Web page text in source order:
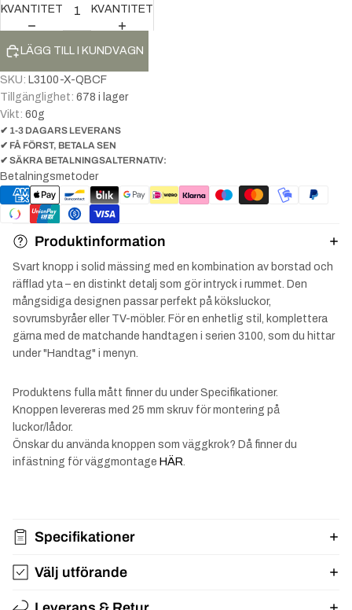
KVANTITET
KVANTITET
LÄGG TILL I KUNDVAGN
SKU: L3100-X-QBCF
Tillgänglighet: 678 i lager
Vikt: 60g
✔ 1-3 DAGARS LEVERANS
✔ FÅ FÖRST, BETALA SEN
✔ SÄKRA BETALNINGSALTERNATIV:
Betalningsmetoder
Produktinformation
Svart knopp i solid mässing med en kombination av borstad och
räfflad yta – en distinkt detalj som gör intryck i rummet. Den
mångsidiga designen passar perfekt på köksluckor,
sovrumsbyråer eller TV-möbler. För en enhetlig stil, komplettera
gärna med de matchande handtagen i serien 3100, som du hittar
under "Handtag" i menyn.
Produktens fulla mått finner du under Specifikationer.
Knoppen levereras med 25 mm skruv för montering på
luckor/lådor.
Önskar du använda knoppen som väggkrok? Då finner du
infästning för väggmontage HÄR.
Specifikationer
Välj utförande